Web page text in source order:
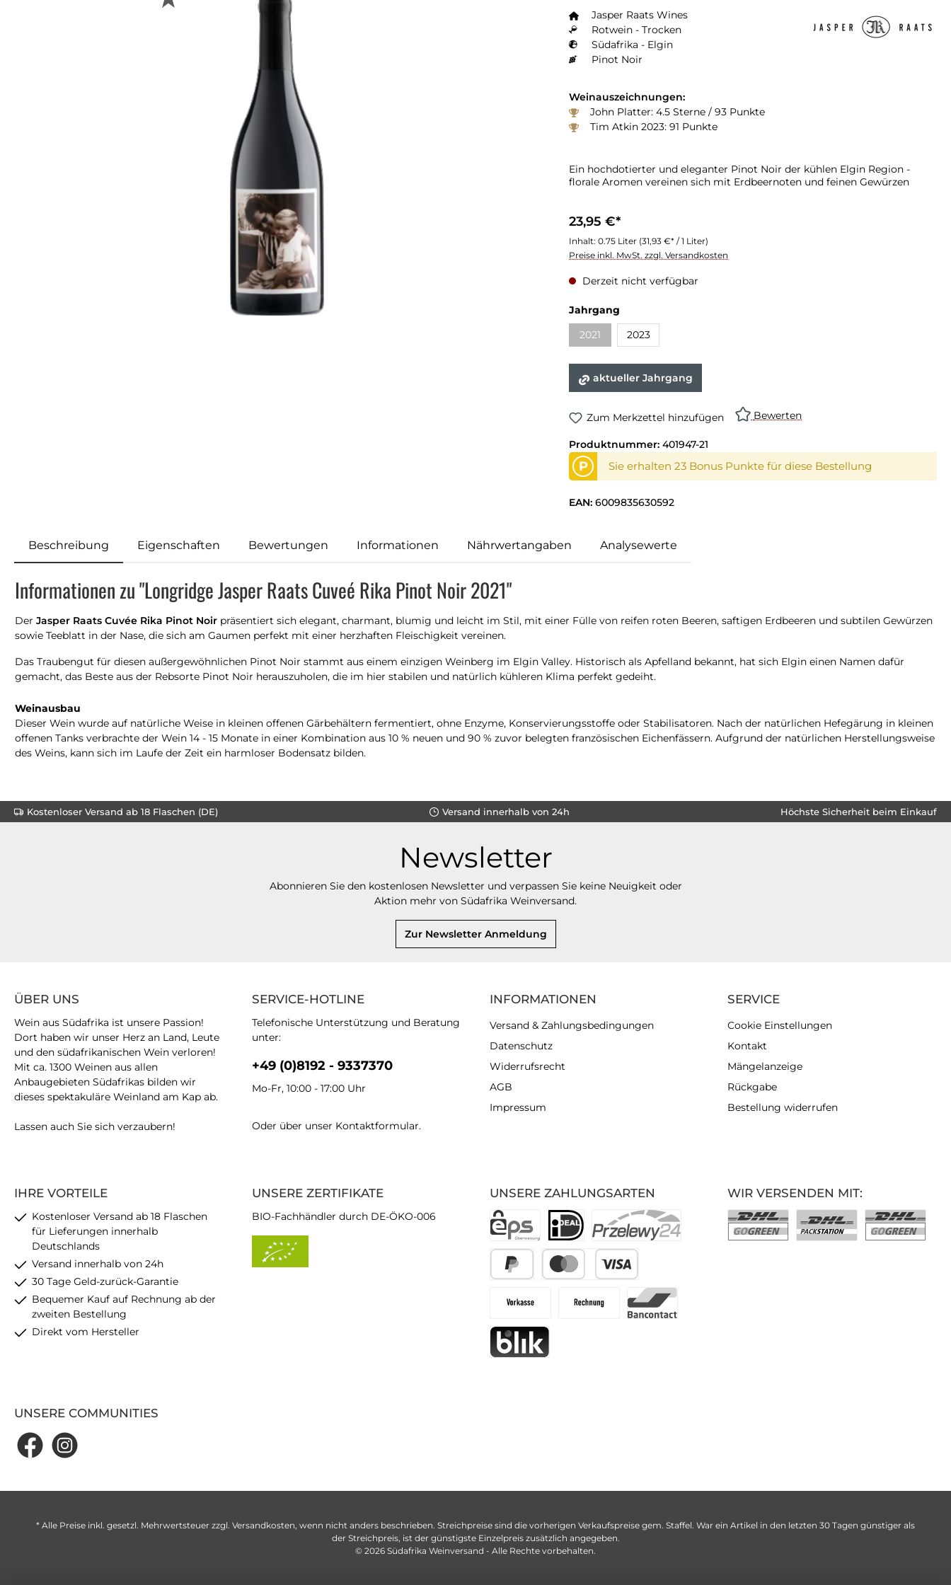
Jasper Raats Wines
Rotwein - Trocken
Südafrika - Elgin
Pinot Noir
Weinauszeichnungen:
John Platter: 4.5 Sterne / 93 Punkte
Tim Atkin 2023: 91 Punkte
Ein hochdotierter und eleganter Pinot Noir der kühlen Elgin Region -
florale Aromen vereinen sich mit Erdbeernoten und feinen Gewürzen
23,95 €*
Inhalt: 0.75 Liter (31,93 €* / 1 Liter)
Preise inkl. MwSt. zzgl. Versandkosten
Derzeit nicht verfügbar
Jahrgang
2021
2023
aktueller Jahrgang
Zum Merkzettel hinzufügen Bewerten
Produktnummer: 401947-21
P Sie erhalten 23 Bonus Punkte für diese Bestellung
EAN: 6009835630592
Beschreibung Eigenschaften Bewertungen Informationen Nährwertangaben Analysewerte
Informationen zu "Longridge Jasper Raats Cuveé Rika Pinot Noir 2021"
Der Jasper Raats Cuvée Rika Pinot Noir präsentiert sich elegant, charmant, blumig und leicht im Stil, mit einer Fülle von reifen roten Beeren, saftigen Erdbeeren und subtilen Gewürzen
sowie Teeblatt in der Nase, die sich am Gaumen perfekt mit einer herzhaften Fleischigkeit vereinen.
Das Traubengut für diesen außergewöhnlichen Pinot Noir stammt aus einem einzigen Weinberg im Elgin Valley. Historisch als Apfelland bekannt, hat sich Elgin einen Namen dafür
gemacht, das Beste aus der Rebsorte Pinot Noir herauszuholen, die im hier stabilen und natürlich kühleren Klima perfekt gedeiht.
Weinausbau
Dieser Wein wurde auf natürliche Weise in kleinen offenen Gärbehältern fermentiert, ohne Enzyme, Konservierungsstoffe oder Stabilisatoren. Nach der natürlichen Hefegärung in kleinen
offenen Tanks verbrachte der Wein 14 - 15 Monate in einer Kombination aus 10 % neuen und 90 % zuvor belegten französischen Eichenfässern. Aufgrund der natürlichen Herstellungsweise
des Weins, kann sich im Laufe der Zeit ein harmloser Bodensatz bilden.
Kostenloser Versand ab 18 Flaschen (DE) Versand innerhalb von 24h Höchste Sicherheit beim Einkauf
Newsletter
Abonnieren Sie den kostenlosen Newsletter und verpassen Sie keine Neuigkeit oder
Aktion mehr von Südafrika Weinversand.
Zur Newsletter Anmeldung
SERVICE-HOTLINE
Telefonische Unterstützung und Beratung
unter:
+49 (0)8192 - 9337370
Mo-Fr, 10:00 - 17:00 Uhr
Oder über unser Kontaktformular.
IHRE VORTEILE
Kostenloser Versand ab 18 Flaschen
für Lieferungen innerhalb
Deutschlands
Versand innerhalb von 24h
30 Tage Geld-zurück-Garantie
Bequemer Kauf auf Rechnung ab der
zweiten Bestellung
Direkt vom Hersteller
UNSERE ZAHLUNGSARTEN
ÜBER UNS
Wein aus Südafrika ist unsere Passion!
Dort haben wir unser Herz an Land, Leute
und den südafrikanischen Wein verloren!
Mit ca. 1300 Weinen aus allen
Anbaugebieten Südafrikas bilden wir
dieses spektakuläre Weinland am Kap ab.
Lassen auch Sie sich verzaubern!
UNSERE ZERTIFIKATE
BIO-Fachhändler durch DE-ÖKO-006
INFORMATIONEN
Versand & Zahlungsbedingungen
Datenschutz
Widerrufsrecht
AGB
Impressum
SERVICE
Cookie Einstellungen
Kontakt
Mängelanzeige
Rückgabe
Bestellung widerrufen
UNSERE COMMUNITIES
WIR VERSENDEN MIT:
* Alle Preise inkl. gesetzl. Mehrwertsteuer zzgl. Versandkosten, wenn nicht anders beschrieben. Streichpreise sind die vorherigen Verkaufspreise gem. Staffel. War ein Artikel in den letzten 30 Tagen günstiger als
der Streichpreis, ist der günstigste Einzelpreis zusätzlich angegeben.
© 2026 Südafrika Weinversand - Alle Rechte vorbehalten.